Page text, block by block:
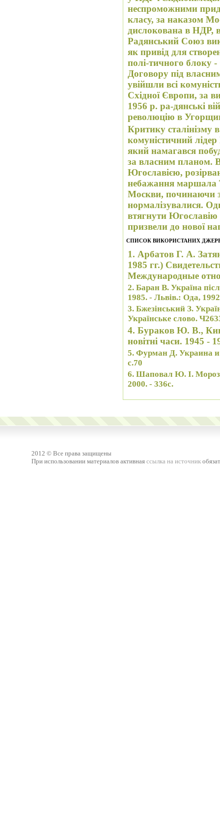
неспроможними
класу, за наказом
дислокована в НДР,
Радянський Союз
як привід для
полі-тичного блоку
Договору під
увійшли всі
Східної Європи, за
1956 р. ра-дянські
революцію в
Критику сталінізму
комуністичний
який намагався
за власним планом.
Югославією,
небажання маршала
Москви, починаючи
нормалізувалися.
втягнути Югославію
призвели до нової
СПИСОК ВИКОРИСТАНИХ
1. Арбатов Г. А.
1985 гг.)
Международные
2. Баран В. Україна
1985. - Львів.: Ода,
3. Бжезінський З.
Українське слово.
4. Бураков Ю. В.,
новітні часи. 1945 -
5. Фурман Д. Украина
с.70
6. Шаповал Ю. І. Мороз
2000. - 336с.
2012 © Все права защищены
При использовании материалов активная ссылка на источник